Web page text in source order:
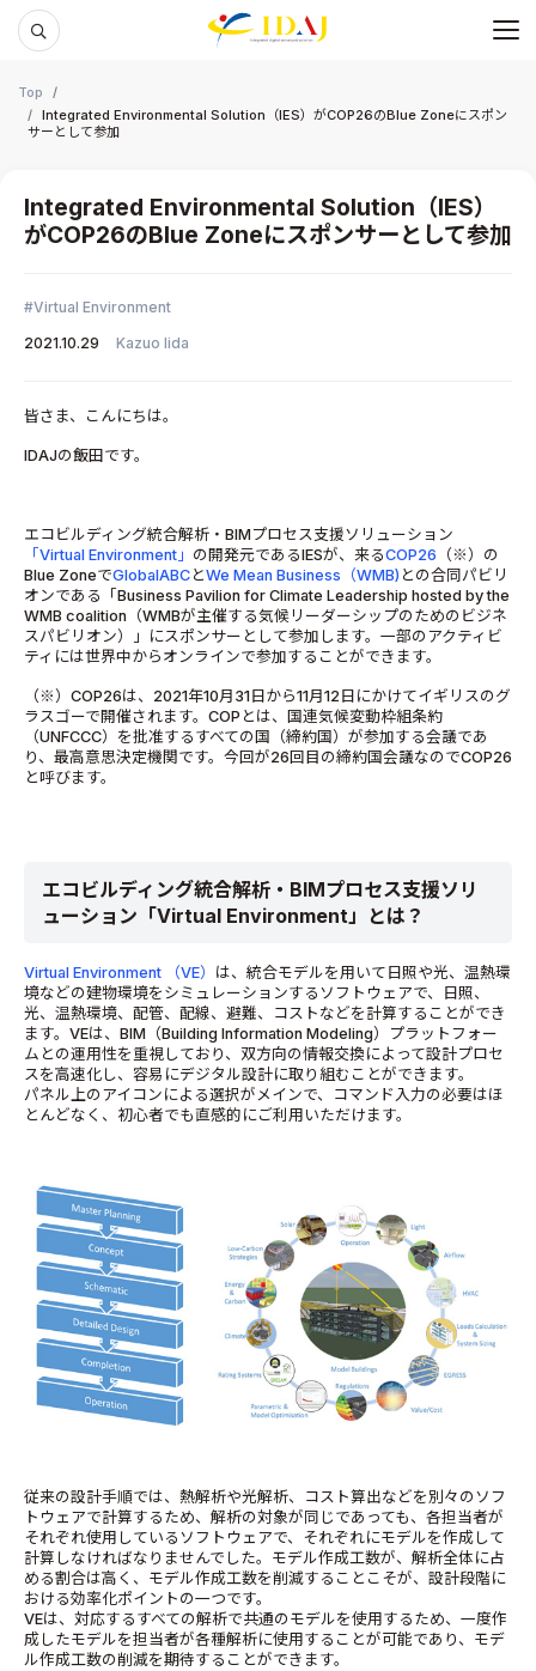
メ
Top
Integrated Environmental Solution（IES）がCOP26のBlue Zoneにスポン
サーとして参加
Integrated Environmental Solution（IES）
がCOP26のBlue Zoneにスポンサーとして参加
Virtual Environment
2021.10.29
Kazuo Iida
皆さま、こんにちは。
IDAJの飯田です。
エコビルディング統合解析・BIMプロセス支援ソリューション
「Virtual Environment」 の開発元であるIESが、来るCOP26 （※）の
Blue ZoneでGlobalABC とWe Mean Business（WMB) との合同パビリ
オンである「Business Pavilion for Climate Leadership hosted by the
WMB coalition（WMBが主催する気候リーダーシップのためのビジネ
スパビリオン）」にスポンサーとして参加します。一部のアクティビ
ティには世界中からオンラインで参加することができます。
（※）COP26は、2021年10月31日から11月12日にかけてイギリスのグ
ラスゴーで開催されます。COPとは、国連気候変動枠組条約
（UNFCCC）を批准するすべての国（締約国）が参加する会議であ
り、最高意思決定機関です。今回が26回目の締約国会議なのでCOP26
と呼びます。
エコビルディング統合解析・BIMプロセス支援ソリ
ューション「Virtual Environment」とは？
Virtual Environment （VE） は、統合モデルを用いて日照や光、温熱環
境などの建物環境をシミュレーションするソフトウェアで、日照、
光、温熱環境、配管、配線、避難、コストなどを計算することができ
ます。VEは、BIM（Building Information Modeling）プラットフォー
ムとの運用性を重視しており、双方向の情報交換によって設計プロセ
スを高速化し、容易にデジタル設計に取り組むことができます。
パネル上のアイコンによる選択がメインで、コマンド入力の必要はほ
とんどなく、初心者でも直感的にご利用いただけます。
従来の設計手順では、熱解析や光解析、コスト算出などを別々のソフ
トウェアで計算するため、解析の対象が同じであっても、各担当者が
それぞれ使用しているソフトウェアで、それぞれにモデルを作成して
計算しなければなりませんでした。モデル作成工数が、解析全体に占
める割合は高く、モデル作成工数を削減することこそが、設計段階に
おける効率化ポイントの一つです。
VEは、対応するすべての解析で共通のモデルを使用するため、一度作
成したモデルを担当者が各種解析に使用することが可能であり、モデ
ル作成工数の削減を期待することができます。